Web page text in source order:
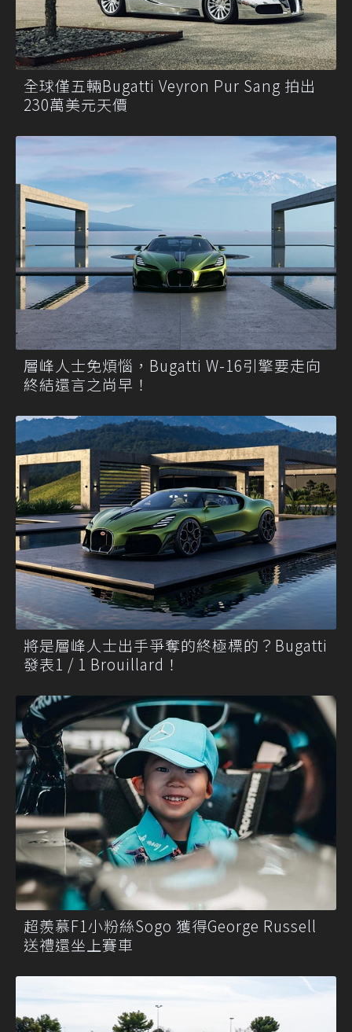
全球僅五輛Bugatti Veyron Pur Sang 拍出
230萬美元天價
層峰人士免煩惱，Bugatti W-16引擎要走向
終結還言之尚早！
將是層峰人士出手爭奪的終極標的？Bugatti
發表1 / 1 Brouillard！
超羨慕F1小粉絲Sogo 獲得George Russell
送禮還坐上賽車